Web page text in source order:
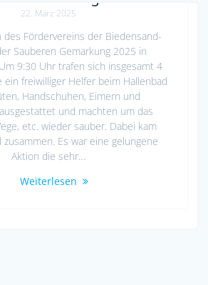
22. März 2025
des Fördervereins der Biedensand-
Sauberen Gemarkung 2025 in
9:30 Uhr trafen sich insgesamt 4
ein freiwilliger Helfer beim Hallenbad
Handschuhen, Eimern und
und machten um das
etc. wieder sauber. Dabei kam
Es war eine gelungene
Aktion die sehr…
Weiterlesen